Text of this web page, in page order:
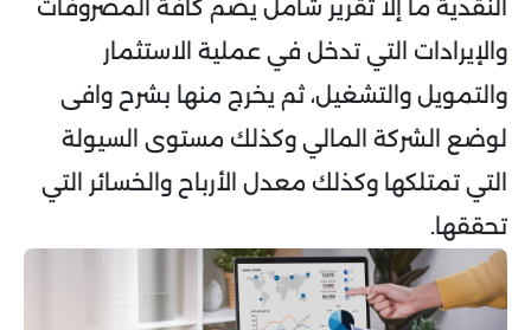
النقدية ما إلا تقرير شامل يضم كافة المصروفات
والإيرادات التي تدخل في عملية الاستثمار
والتمويل والتشغيل، ثم يخرج منها بشرح وافى
لوضع الشركة المالي وكذلك مستوى السيولة
التي تمتلكها وكذلك معدل الأرباح والخسائر التي
تحققها.